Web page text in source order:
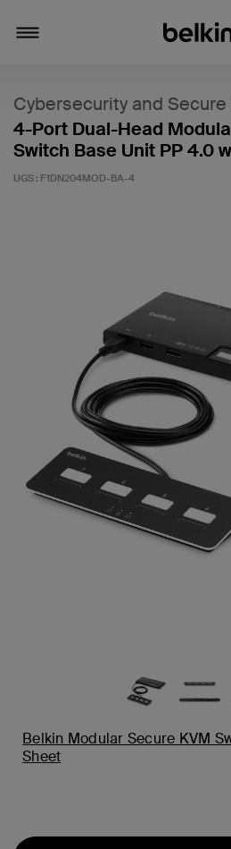
Cybersecurity and Secure
4-Port Dual-Head
Switch Base Unit PP 4.0
UGS : F1DN204MOD-BA-4
Belkin Modular Secure KVM
Sheet